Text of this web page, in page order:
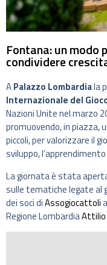
Fontana: un modo
condividere
APalazzo Lombardiala
Internazionale del
Nazioni Unite nel marzo
promuovendo, in piazza,
piccoli, per valorizzare il
sviluppo,
La giornata è stata
sulle tematiche legate al
dei soci diAssogiocattoli
Regione LombardiaAttilio